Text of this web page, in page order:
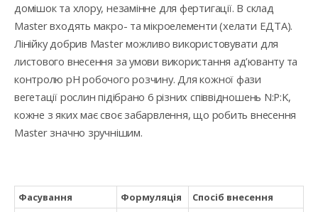
домішок та хлору, незамінне для фертигації. В склад
Master входять макро- та мікроелементи (хелати ЕДТА).
Лінійку добрив Master можливо використовувати для
листового внесення за умови використання ад’юванту та
контролю рН робочого розчину. Для кожної фази
вегетації рослин підібрано 6 різних співвідношень N:P:K,
кожне з яких має своє забарвлення, що робить внесення
Master значно зручнішим.
Фасування Формуляція
Спосіб внесення